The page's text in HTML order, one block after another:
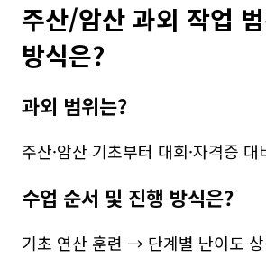
주산/암산 과외 작업
방식은?
과외 범위는?
주산·암산 기초부터 대회·자격증
수업 순서 및 진행 방식은?
기초 연산 훈련 → 단계별 난이도